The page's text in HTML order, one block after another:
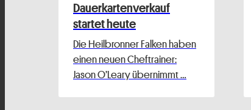
Dauerkartenverkauf
startet heute
Die Heilbronner Falken haben
einen neuen Cheftrainer:
Jason O’Leary übernimmt …